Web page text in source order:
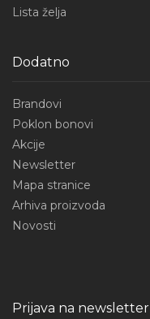
Lista želja
Dodatno
Brandovi
Poklon bonovi
Akcije
Newsletter
Mapa stranice
Arhiva proizvoda
Novosti
Prijava na newsletter